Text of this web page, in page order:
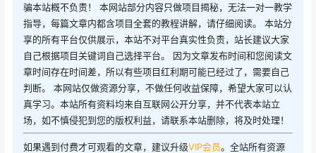
骗本站概不负责！ 本网站部分内容只做项目揭秘，无法一对一教学
指导，每篇文章内都含项目全套的教程讲解，请仔细阅读。 本站分
享的所有平台仅供展示，本站不对平台真实性负责，站长建议大家
自己根据项目关键词自己选择平台。 因为文章发布时间和您阅读文
章时间存在时间差，所以有些项目红利期可能已经过了，需要自己
判断。 本网站仅做资源分享，不做任何收益保障，希望大家可以认
真学习。本站所有资料均来自互联网公开分享，并不代表本站立
场，如不慎侵犯到您的版权利益，请联系本站删除，将及时处理！
如果遇到付费才可观看的文章，建议升级VIP会员。全站所有资源